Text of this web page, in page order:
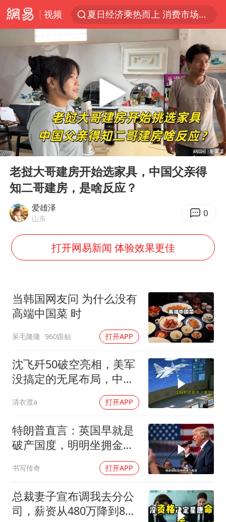
视频
夏日经济乘热而上 消费市场向新而行
白海豚对华东华北影响会大于巴威
于东来回应胖东来近25年老店年底关闭
以拒绝“和平委员会”的加沙和平计划
浙江省甬江发生2026年第1号洪水
独闯南太行的失联女生最后轨迹已确认
美将每月供乌爱国者拦截导弹
全球最大级别运输船通过长江大桥
香港刷新1884年以来最高气温纪录
上海全力守护市民“菜篮子”
暑期研学游升温 在旅途中增长知识
宝妈给四胞胎取名平安喜乐
BLG经理辟谣Bin离队
Play
00:00 09:01
老挝大哥建房开始选家具，中国父亲得
知二哥建房，是啥反应？
爱雄泽
山东 0
打开网易新闻 体验效果更佳
当韩国网友问 为什么没有
高端中国菜 时
呆毛隆隆 960跟贴 打开APP
沈飞歼50破空亮相，美军
没搞定的无尾布局，中国
清衣渡a 打开APP
特朗普直言：英国早就是
破产国度，明明坐拥金
山，却偏偏无动于衷
书写传奇 打开APP
总裁妻子宣布调我去分公
司，薪资从480万降到8